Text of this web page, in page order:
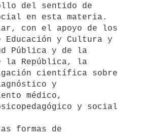
en esta materia.
con el apoyo de los
Educación y Cultura y
la República, la
y
y social